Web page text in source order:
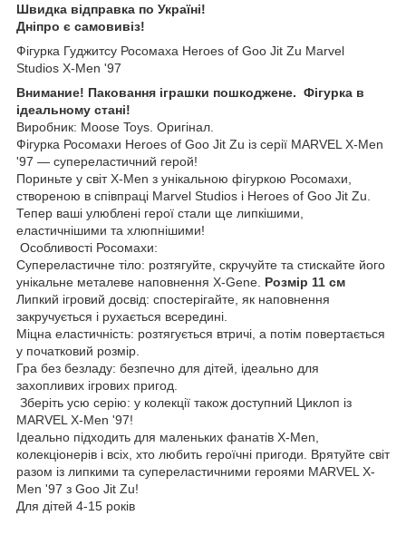
Швидка відправка по Україні!
Дніпро є самовивіз!
Фігурка Гуджитсу Росомаха Heroes of Goo Jit Zu Marvel
Studios X-Men '97
Внимание! Паковання іграшки пошкоджене. Фігурка в
ідеальному стані!
Виробник: Moose Toys. Оригінал.
Фігурка Росомахи Heroes of Goo Jit Zu із серії MARVEL X-Men
'97 — супереластичний герой!
Пориньте у світ X-Men з унікальною фігуркою Росомахи,
створеною в співпраці Marvel Studios і Heroes of Goo Jit Zu.
Тепер ваші улюблені герої стали ще липкішими,
еластичнішими та хлюпнішими!
Особливості Росомахи:
Супереластичне тіло: розтягуйте, скручуйте та стискайте його
унікальне металеве наповнення X-Gene. Розмір 11 см
Липкий ігровий досвід: спостерігайте, як наповнення
закручується і рухається всередині.
Міцна еластичність: розтягується втричі, а потім повертається
у початковий розмір.
Гра без безладу: безпечно для дітей, ідеально для
захопливих ігрових пригод.
Зберіть усю серію: у колекції також доступний Циклоп із
MARVEL X-Men '97!
Ідеально підходить для маленьких фанатів X-Men,
колекціонерів і всіх, хто любить героїчні пригоди. Врятуйте світ
разом із липкими та супереластичними героями MARVEL X-
Men '97 з Goo Jit Zu!
Для дітей 4-15 років